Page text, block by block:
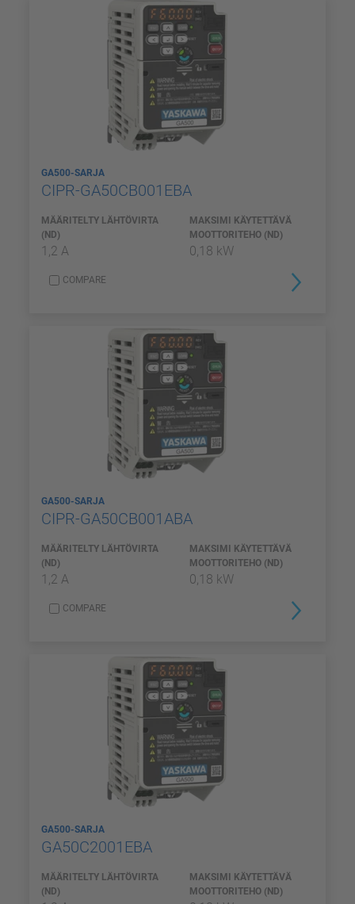
GA500-SARJA
CIPR-GA50CB001EBA
MÄÄRITELTY LÄHTÖVIRTA
(ND)
1,2 A
MAKSIMI KÄYTETTÄVÄ
MOOTTORITEHO (ND)
0,18 kW
COMPARE
GA500-SARJA
CIPR-GA50CB001ABA
MÄÄRITELTY LÄHTÖVIRTA
(ND)
1,2 A
MAKSIMI KÄYTETTÄVÄ
MOOTTORITEHO (ND)
0,18 kW
COMPARE
GA500-SARJA
GA50C2001EBA
MÄÄRITELTY LÄHTÖVIRTA
(ND)
MAKSIMI KÄYTETTÄVÄ
MOOTTORITEHO (ND)